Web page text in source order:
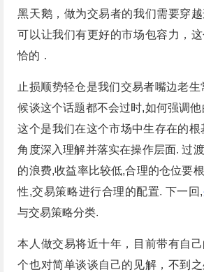
黑天鹅，做为交易者的我们需要穿
可以让我们有更好的市场包容力，
恰的．
止损顺势轻仓是我们交易者嘴边老
候谈这个话题都不会过时,如何强调
这个是我们在这个市场中生存在的根
角度深入理解并落实在操作层面. 过
的浪费,收益率比较低,合理的仓位要
性,交易策略进行合理的配置. 下一回,
与交易策略分类.
本人做交易将近十年，目前带有自
个也对简单谈谈自己的见解，不到